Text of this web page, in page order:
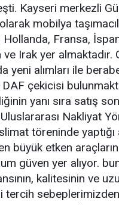
Kayseri merkezli
olarak mobilya
Hollanda, Fransa,
Irak yer almaktadır.
yeni alımları ile
çekicisi
yanı sıra satış
Nakliyat
töreninde yaptığı
büyük etken
güven yer alıyor.
kalitesinin ve
tercih